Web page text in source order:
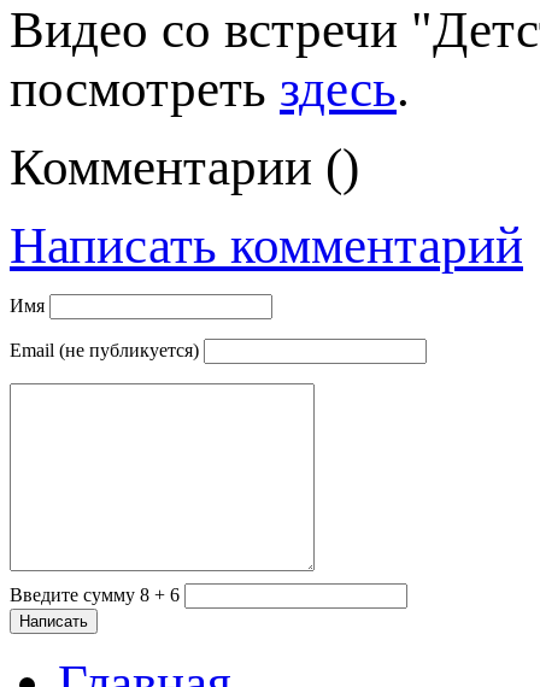
Видео со встречи
посмотреть здесь.
Комментарии ()
Написать комментарий
Имя
Email (не публикуется)
Введите сумму 8 + 6